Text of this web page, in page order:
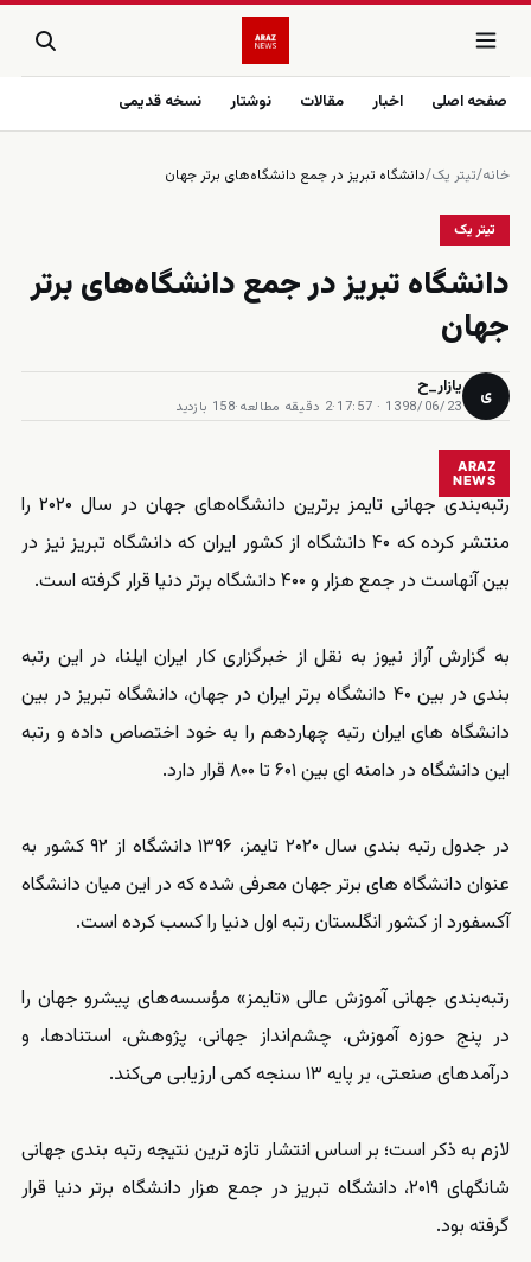
صفحه اصلی اخبار مقالات نوشتار نسخه قدیمی
خانه/تیتر یک/دانشگاه تبریز در جمع دانشگاه‌های برتر جهان
تیتر یک
دانشگاه تبریز در جمع دانشگاه‌های برتر
جهان
ی یازار_ح
1398/06/23 · 17:57
·2 دقیقه مطالعه ·158 بازدید
ARAZ
NEWS
رتبه‌بندی جهانی تایمز برترین دانشگاه‌های جهان در سال ۲۰۲۰ را
منتشر کرده که ۴۰ دانشگاه از کشور ایران که دانشگاه تبریز نیز در
بین آنهاست در جمع هزار و ۴۰۰ دانشگاه برتر دنیا قرار گرفته است.
به گزارش آراز نیوز به نقل از خبرگزاری کار ایران ایلنا، در این رتبه
بندی در بین ۴۰ دانشگاه برتر ایران در جهان، دانشگاه تبریز در بین
دانشگاه های ایران رتبه چهاردهم را به خود اختصاص داده و رتبه
این دانشگاه در دامنه ای بین ۶۰۱ تا ۸۰۰ قرار دارد.
در جدول رتبه بندی سال ۲۰۲۰ تایمز، ۱۳۹۶ دانشگاه از ۹۲ کشور به
عنوان دانشگاه های برتر جهان معرفی شده که در این میان دانشگاه
آکسفورد از کشور انگلستان رتبه اول دنیا را کسب کرده است.
رتبه‌بندی جهانی آموزش عالی «تایمز» مؤسسه‌های پیشرو جهان را
در پنج حوزه آموزش، چشم‌انداز جهانی، پژوهش، استنادها، و
درآمدهای صنعتی، بر پایه ۱۳ سنجه کمی ارزیابی می‌کند.
لازم به ذکر است؛ بر اساس انتشار تازه ترین نتیجه رتبه بندی جهانی
شانگهای ۲۰۱۹، دانشگاه تبریز در جمع هزار دانشگاه برتر دنیا قرار
گرفته بود.